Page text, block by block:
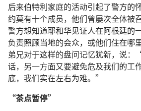
后来伯特利家庭的活动引起了警方的
约莫有十个成员，他们曾屡次全体被
警方想知道耶和华见证人在阿根廷的
负责照顾当地的会众，或他们住在哪
弟兄对于这样的盘问记忆犹新，说：
话，另一方面又要避免危及我们的工
底，我们实在左右为难。”
“茶点暂停”